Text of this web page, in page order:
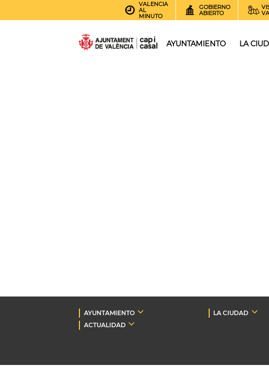
VALENCIA
AL
MINUTO
GOBIERNO
ABIERTO
AYUNTAMIENTO LA
AYUNTAMIENTO LA CIUDAD
ACTUALIDAD